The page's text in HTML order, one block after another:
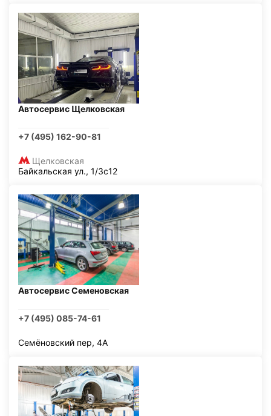
Автосервис Щелковская
+7 (495) 162-90-81
Щелковская
Байкальская ул., 1/3с12
Автосервис Семеновская
+7 (495) 085-74-61
Семёновский пер, 4А